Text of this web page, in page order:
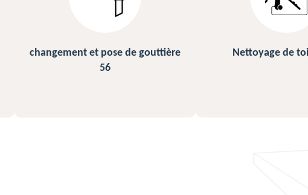
Nettoyage de toiture 56 Peinture sur ardoise